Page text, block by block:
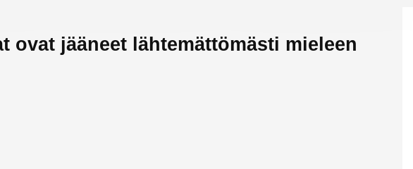
ovat jääneet lähtemättömästi mieleen